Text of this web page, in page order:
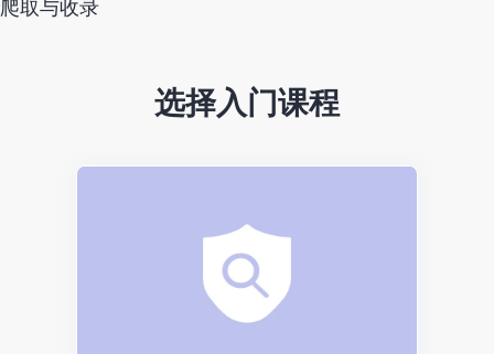
搜索引擎优化
内容营销与页面体验
搜索排名和展现
爬取与收录
选择入门课程